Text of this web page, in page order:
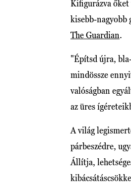
Kifigurázva
kisebb-nagyobb
The Guardian.
"Építsd újra,
mindössze
valóságban
az üres
A világ
párbeszédre,
Állítja,